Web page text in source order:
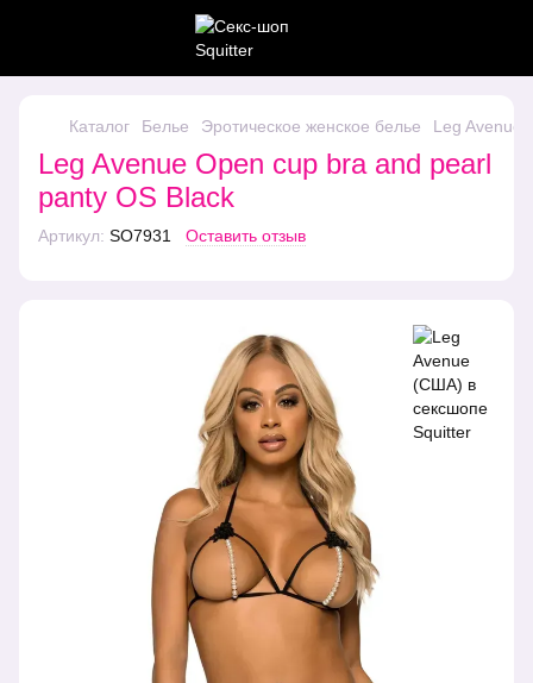
Каталог Белье Эротическое женское белье Leg Avenue
Leg Avenue Open cup bra and pearl
panty OS Black
Артикул: SO7931 Оставить отзыв